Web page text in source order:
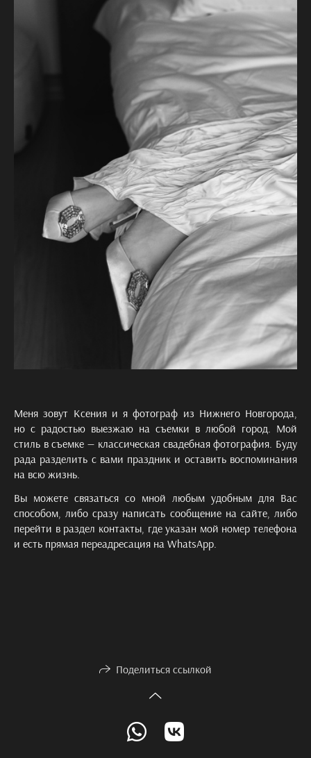
Меня зовут Ксения и я фотограф из Нижнего Новгорода,
но с радостью выезжаю на съемки в любой город. Мой
стиль в съемке — классическая свадебная фотография. Буду
рада разделить с вами праздник и оставить воспоминания
на всю жизнь.
Вы можете связаться со мной любым удобным для Вас
способом, либо сразу написать сообщение на сайте, либо
перейти в раздел контакты, где указан мой номер телефона
и есть прямая переадресация на WhatsApp.
Поделиться ссылкой